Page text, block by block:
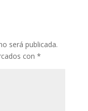
será publicada.
con *